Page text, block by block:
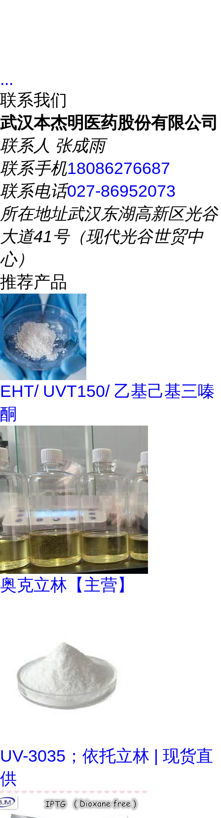
...
联系我们
武汉本杰明医药股份有限公司
联系人 张成雨
联系手机18086276687
联系电话027-86952073
所在地址武汉东湖高新区光谷
大道41号（现代光谷世贸中
心）
推荐产品
EHT/ UVT150/ 乙基己基三嗪
酮
奥克立林【主营】
UV-3035；依托立林 | 现货直
供